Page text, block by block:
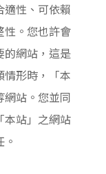
適性、可依賴
性。您也許會
的網站，這是
情形時，「本
網站。您並同
本站」之網站